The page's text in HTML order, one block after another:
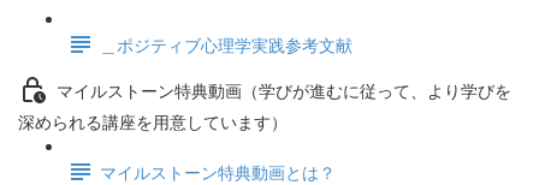
＿ポジティブ心理学実践参考文献
マイルストーン特典動画（学びが進むに従って、より学びを
深められる講座を用意しています）
マイルストーン特典動画とは？